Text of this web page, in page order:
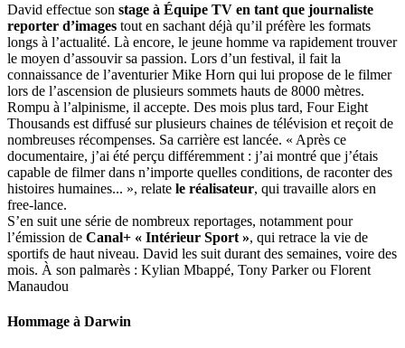
David effectue son stage à Équipe TV en tant que journaliste
reporter d’images tout en sachant déjà qu’il préfère les formats
longs à l’actualité. Là encore, le jeune homme va rapidement trouver
le moyen d’assouvir sa passion. Lors d’un festival, il fait la
connaissance de l’aventurier Mike Horn qui lui propose de le filmer
lors de l’ascension de plusieurs sommets hauts de 8000 mètres.
Rompu à l’alpinisme, il accepte. Des mois plus tard, Four Eight
Thousands est diffusé sur plusieurs chaines de télévision et reçoit de
nombreuses récompenses. Sa carrière est lancée. « Après ce
documentaire, j’ai été perçu différemment : j’ai montré que j’étais
capable de filmer dans n’importe quelles conditions, de raconter des
histoires humaines... », relate le réalisateur, qui travaille alors en
free-lance.
S’en suit une série de nombreux reportages, notamment pour
l’émission de Canal+ « Intérieur Sport », qui retrace la vie de
sportifs de haut niveau. David les suit durant des semaines, voire des
mois. À son palmarès : Kylian Mbappé, Tony Parker ou Florent
Manaudou
Hommage à Darwin